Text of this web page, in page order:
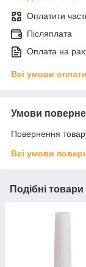
Оплатити
Післяплата
Оплата на
Всі умови оплати
Умови
Повернення
Всі умови
Подібні товари